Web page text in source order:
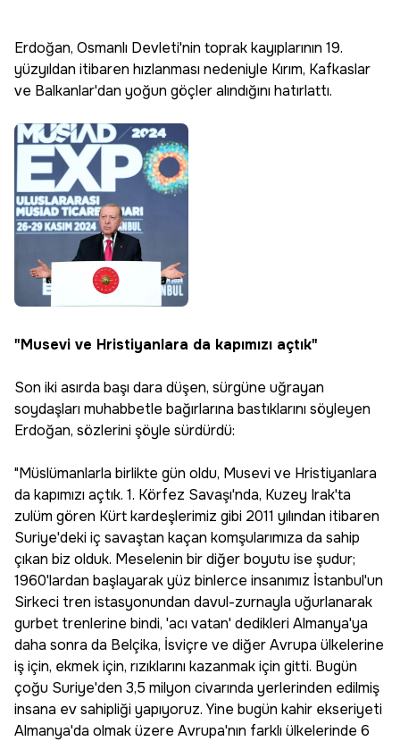
Erdoğan, Osmanlı Devleti'nin toprak kayıplarının 19.
yüzyıldan itibaren hızlanması nedeniyle Kırım, Kafkaslar
ve Balkanlar'dan yoğun göçler alındığını hatırlattı.
"Musevi ve Hristiyanlara da kapımızı açtık"
Son iki asırda başı dara düşen, sürgüne uğrayan
soydaşları muhabbetle bağırlarına bastıklarını söyleyen
Erdoğan, sözlerini şöyle sürdürdü:
"Müslümanlarla birlikte gün oldu, Musevi ve Hristiyanlara
da kapımızı açtık. 1. Körfez Savaşı'nda, Kuzey Irak'ta
zulüm gören Kürt kardeşlerimiz gibi 2011 yılından itibaren
Suriye'deki iç savaştan kaçan komşularımıza da sahip
çıkan biz olduk. Meselenin bir diğer boyutu ise şudur;
1960'lardan başlayarak yüz binlerce insanımız İstanbul'un
Sirkeci tren istasyonundan davul-zurnayla uğurlanarak
gurbet trenlerine bindi, 'acı vatan' dedikleri Almanya'ya
daha sonra da Belçika, İsviçre ve diğer Avrupa ülkelerine
iş için, ekmek için, rızıklarını kazanmak için gitti. Bugün
çoğu Suriye'den 3,5 milyon civarında yerlerinden edilmiş
insana ev sahipliği yapıyoruz. Yine bugün kahir ekseriyeti
Almanya'da olmak üzere Avrupa'nın farklı ülkelerinde 6